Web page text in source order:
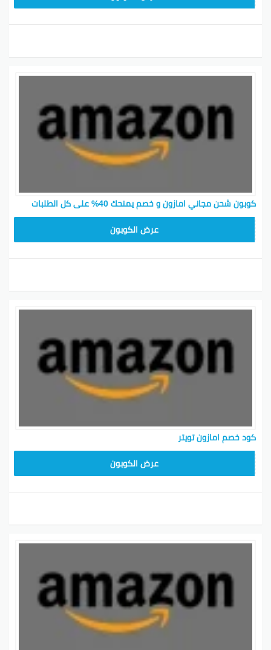
تشكيلة واسعة من الإلكترونيات بأسعار مخفضة
أمازون الإمارات، دور على العروض المذهلة وتوفر في كل
علشان تستفيد بشكل كامل من كود الخصم، تأكد من تحديث
الكود بانتظام وراقب أحدث العروض والصفقات. تأكد من
فحص صلاحية الكود قبل كل عملية شراء لتتأكد من أنه
يعمل. تقدر كمان تشيك مواقع الكوبونات الشهيرة عشان
تلقى أحدث الكودات والخصومات اللي تقدمها المتاجر
كود خصم أمازون مصر 2026
كود خصم أمازون يعد فرصة مثالية للحصول على تخفيضات
يصل إلى 90% على مجموعة كبيرة من المنتجات.
متنوعة. لا تنسى دور على الكود الخاص بأمازون مصر عشان
تستفيد من الخصومات الحصرية. تأكد من تحديث الكود
بانتظام وراقب آخر العروض علشان تضمن أقصى استفادة من
تجربتك في التسوق عبر أمازون.
كود خصم أمازون للمشاهير فرصة رائعة للحصول على
تخفيضات هائلة على المنتجات والعروض في أمازون.
باستخدام الكود الخاص بالمشاهير، تقدر تحص تخفيضات تصل
إلى 90% على أحدث المنتجات والصيحات.
تقدر تلقى كوبونات خصم لأمازون السعودية عن طريق
مواعيد تخفيضات أمازون السعودية:
غالبًا، أمازون السعودية تعلن عن تخفيضاتها في الأوقات
الاستراتيجية مثل مواسم العروض والعطلات.
كيفية الشراء من أمازون في السعودية:
كوبون شحن مجاني امازون و خصم يمنحك 40% على كل الطلبات
عرض الكوبون
كود خصم امازون تويتر
عرض الكوبون